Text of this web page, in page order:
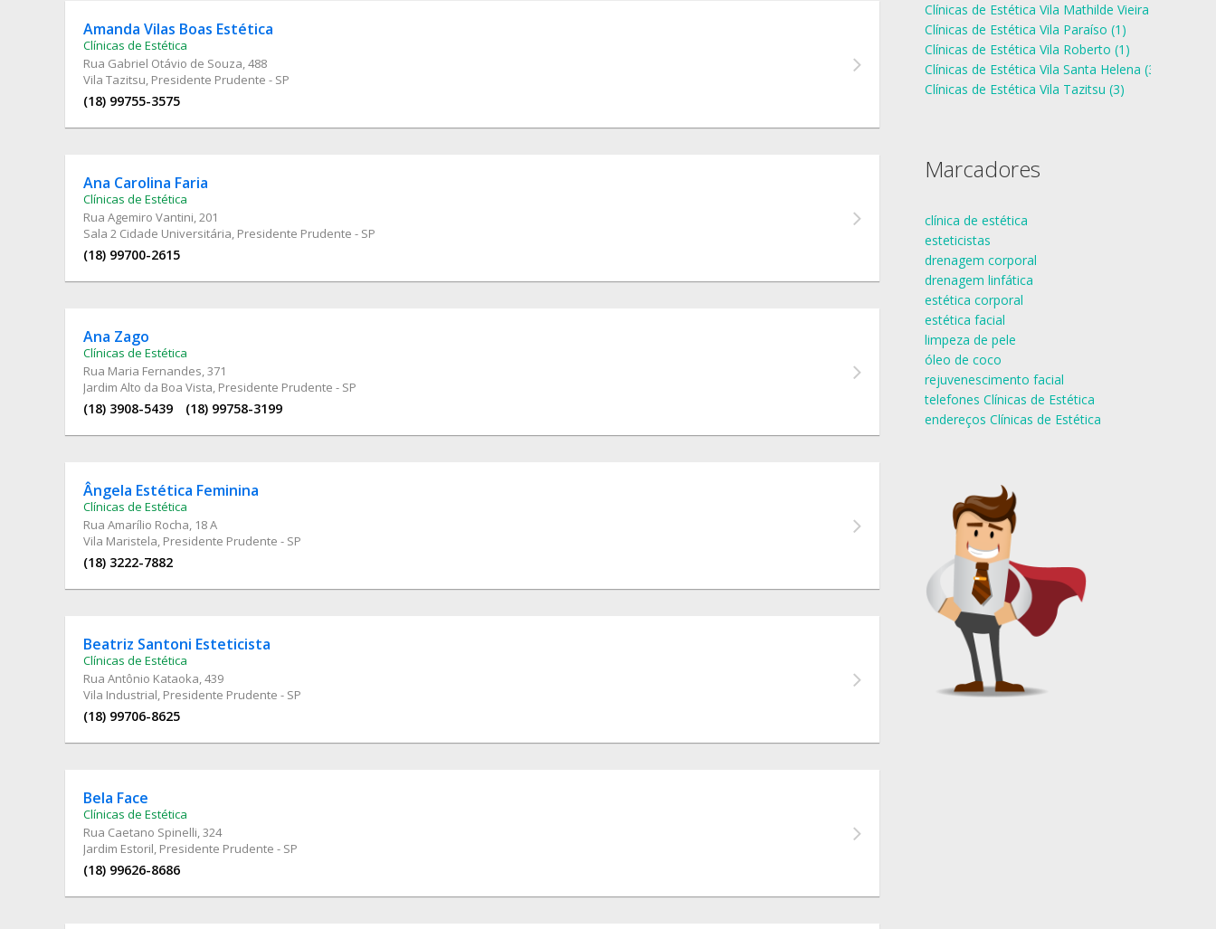
Amanda Vilas Boas Estética
Clínicas de Estética
Rua Gabriel Otávio de Souza, 488
Vila Tazitsu, Presidente Prudente - SP
(18) 99755-3575
Ana Carolina Faria
Clínicas de Estética
Rua Agemiro Vantini, 201
Sala 2 Cidade Universitária, Presidente Prudente - SP
(18) 99700-2615
Ana Zago
Clínicas de Estética
Rua Maria Fernandes, 371
Jardim Alto da Boa Vista, Presidente Prudente - SP
(18) 3908-5439 (18) 99758-3199
Ângela Estética Feminina
Clínicas de Estética
Rua Amarílio Rocha, 18 A
Vila Maristela, Presidente Prudente - SP
(18) 3222-7882
Beatriz Santoni Esteticista
Clínicas de Estética
Rua Antônio Kataoka, 439
Vila Industrial, Presidente Prudente - SP
(18) 99706-8625
Bela Face
Clínicas de Estética
Rua Caetano Spinelli, 324
Jardim Estoril, Presidente Prudente - SP
(18) 99626-8686
Clínicas de Estética Vila Mathilde Vieira (3)
Clínicas de Estética Vila Paraíso (1)
Clínicas de Estética Vila Roberto (1)
Clínicas de Estética Vila Santa Helena (3)
Clínicas de Estética Vila Tazitsu (3)
Marcadores
clínica de estética
esteticistas
drenagem corporal
drenagem linfática
estética corporal
estética facial
limpeza de pele
óleo de coco
rejuvenescimento facial
telefones Clínicas de Estética
endereços Clínicas de Estética